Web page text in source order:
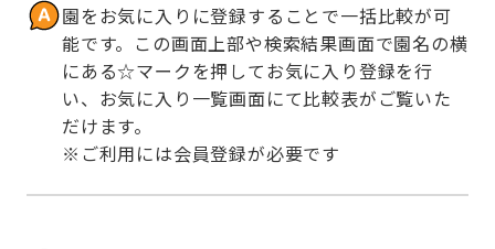
園をお気に入りに登録することで一括比較が可
能です。この画面上部や検索結果画面で園名の横
にある☆マークを押してお気に入り登録を行
い、お気に入り一覧画面にて比較表がご覧いた
だけます。
※ご利用には会員登録が必要です